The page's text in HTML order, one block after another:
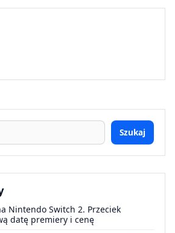
Szukaj
Nintendo Switch 2. Przeciek
datę premiery i cenę